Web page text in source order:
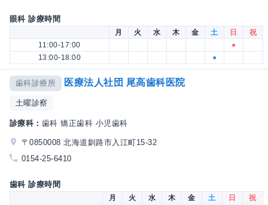
眼科 診療時間
月 火 水 木 金 土 日
祝
11:00-17:00
●
13:00-18:00
●
歯科診療所 医療法人社団 尾高歯科医院
土曜診察
診療科： 歯科 矯正歯科 小児歯科
〒0850008 北海道釧路市入江町15-32
0154-25-6410
歯科 診療時間
月 火 水 木 金 土 日
祝